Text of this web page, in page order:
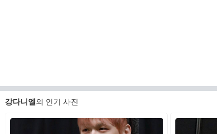
강다니엘 의 인기 사진